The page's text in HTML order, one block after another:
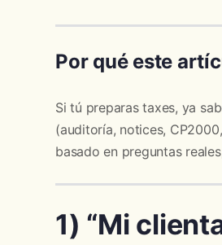
Por qué este
Si tú preparas taxes, ya
(auditoría, notices,
basado en preguntas
1) “Mi